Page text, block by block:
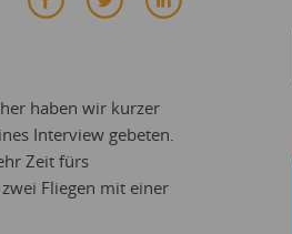
haben wir kurzer
Interview gebeten.
Zeit fürs
Fliegen mit einer